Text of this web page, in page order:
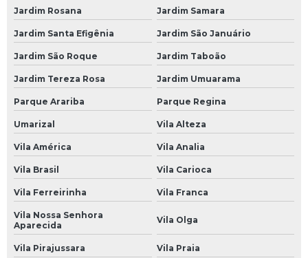
Mecânica Automotiva na Zona Sul
Mecânica Automotiva no Morumbi
Mecânica Automóvel
Mecânica Carros
Mecânica de Automóveis
Mecânica de Autos
Mecânica de Carros
Mecânica de Motores
Mecânica em Geral
Jardim Rosana Jardim Samara
Jardim Santa Efigênia Jardim São Januário
Jardim São Roque Jardim Taboão
Jardim Tereza Rosa Jardim Umuarama
Parque Arariba Parque Regina
Umarizal Vila Alteza
Vila América Vila Analia
Vila Brasil Vila Carioca
Vila Ferreirinha Vila Franca
Vila Nossa Senhora
Aparecida
Vila Olga
Vila Pirajussara Vila Praia